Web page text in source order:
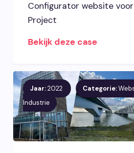
Configurator website
Project
Bekijk deze case
Jaar:2022 Categorie:
Industrie